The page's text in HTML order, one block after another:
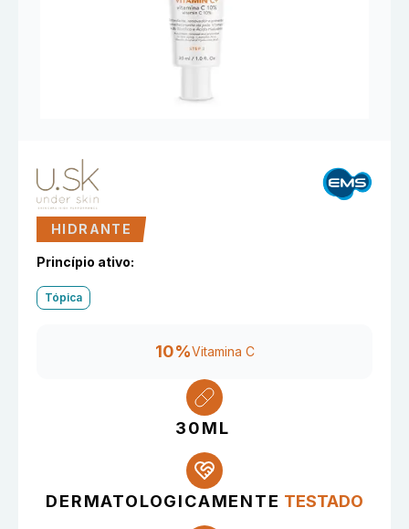
HIDRANTE
Princípio ativo:
Tópica
10%Vitamina C
30ML
DERMATOLOGICAMENTE TESTADO